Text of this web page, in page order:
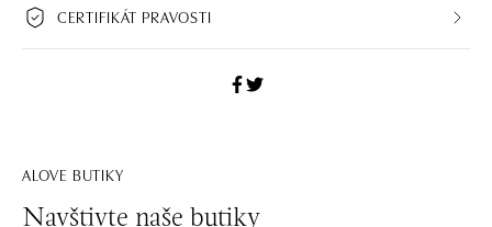
CERTIFIKÁT PRAVOSTI
ALOVE BUTIKY
Navštivte naše butiky